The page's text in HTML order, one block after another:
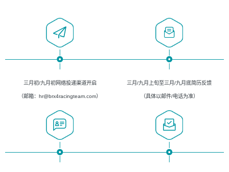
三月初/九月初网络投递渠道开启
（邮箱：hr@brx4racingteam.com）
三月/九月上旬至三月/九月底简历反馈
（具体以邮件/电话为准）